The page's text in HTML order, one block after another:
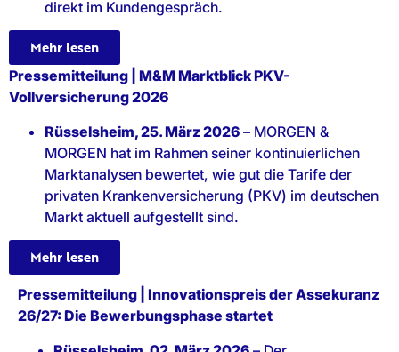
direkt im Kundengespräch.
Mehr lesen
Pressemitteilung | M&M Marktblick PKV-
Vollversicherung 2026
Rüsselsheim, 25. März 2026 – MORGEN &
MORGEN hat im Rahmen seiner kontinuierlichen
Marktanalysen bewertet, wie gut die Tarife der
privaten Krankenversicherung (PKV) im deutschen
Markt aktuell aufgestellt sind.
Mehr lesen
Pressemitteilung | Innovationspreis der Assekuranz
26/27: Die Bewerbungsphase startet